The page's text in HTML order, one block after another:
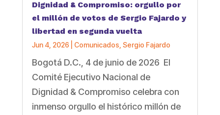
Dignidad & Compromiso: orgullo por
el millón de votos de Sergio Fajardo y
libertad en segunda vuelta
Jun 4, 2026 Comunicados Sergio Fajardo
Bogotá D.C., 4 de junio de 2026 El
Comité Ejecutivo Nacional de
Dignidad & Compromiso celebra con
inmenso orgullo el histórico millón de